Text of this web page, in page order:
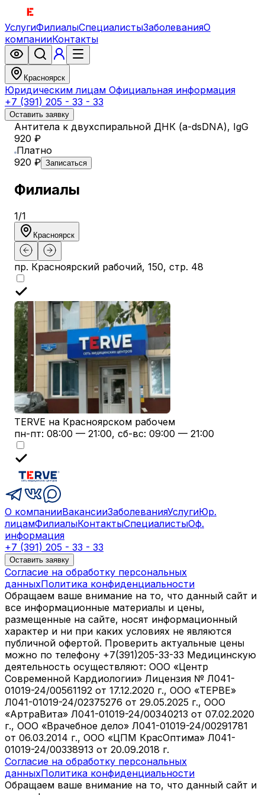
УслугиФилиалыСпециалистыЗаболеванияО
компанииКонтакты
Красноярск
Юридическим лицам Официальная информация
+7 (391) 205 - 33 - 33
Оставить заявку
Антитела к двухспиральной ДНК (a-dsDNA), IgG
920 ₽
Платно
920 ₽ Записаться
Филиалы
1/1
Красноярск
пр. Красноярский рабочий, 150, стр. 48
TERVE на Красноярском рабочем
пн-пт: 08:00 — 21:00, сб-вс: 09:00 — 21:00
О компанииВакансииЗаболеванияУслугиЮр.
лицамФилиалыКонтактыСпециалистыОф.
информация
+7 (391) 205 - 33 - 33
Оставить заявку
Согласие на обработку персональных
данныхПолитика конфиденциальности
Обращаем ваше внимание на то, что данный сайт и
все информационные материалы и цены,
размещенные на сайте, носят информационный
характер и ни при каких условиях не являются
публичной офертой. Проверить актуальные цены
можно по телефону +7(391)205-33-33 Медицинскую
деятельность осуществляют: ООО «Центр
Современной Кардиологии» Лицензия № Л041-
01019-24/00561192 от 17.12.2020 г., ООО «ТЕРВЕ»
Л041-01019-24/02375276 от 29.05.2025 г., ООО
«АртраВита» Л041-01019-24/00340213 от 07.02.2020
г., ООО «Врачебное дело» Л041-01019-24/00291781
от 06.03.2014 г., ООО «ЦПМ КрасОптима» Л041-
01019-24/00338913 от 20.09.2018 г.
Согласие на обработку персональных
данныхПолитика конфиденциальности
Обращаем ваше внимание на то, что данный сайт и